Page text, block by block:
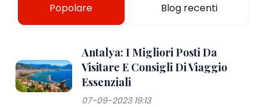
Popolare Blog recenti
Antalya: I Migliori Posti Da
Visitare E Consigli Di Viaggio
Essenziali
07-09-2023 19:13